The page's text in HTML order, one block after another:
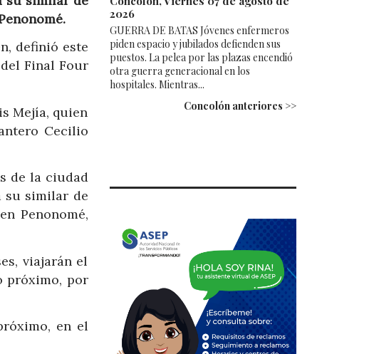
definió este
Final Four
Mejía, quien
Cecilio
de la ciudad
su similar de
Penonomé,
viajarán el
próximo, por
en el
2026
GUERRA DE BATAS Jóvenes enfermeros
piden espacio y jubilados defienden sus
puestos. La pelea por las plazas encendió
otra guerra generacional en los
hospitales. Mientras...
Concolón anteriores >>